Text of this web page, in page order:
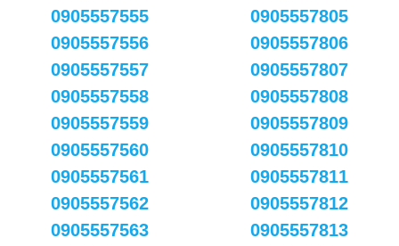
0905557555
0905557556
0905557557
0905557558
0905557559
0905557560
0905557561
0905557562
0905557563
0905557805
0905557806
0905557807
0905557808
0905557809
0905557810
0905557811
0905557812
0905557813